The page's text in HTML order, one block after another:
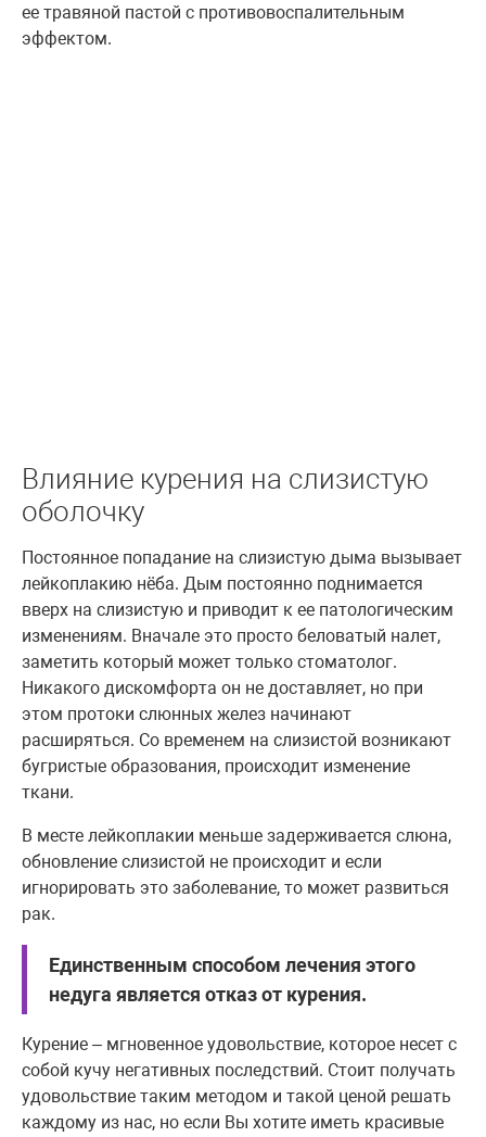
ее травяной пастой с противовоспалительным
эффектом.
Влияние курения на слизистую
оболочку
Постоянное попадание на слизистую дыма вызывает
лейкоплакию нёба. Дым постоянно поднимается
вверх на слизистую и приводит к ее патологическим
изменениям. Вначале это просто беловатый налет,
заметить который может только стоматолог.
Никакого дискомфорта он не доставляет, но при
этом протоки слюнных желез начинают
расширяться. Со временем на слизистой возникают
бугристые образования, происходит изменение
ткани.
В месте лейкоплакии меньше задерживается слюна,
обновление слизистой не происходит и если
игнорировать это заболевание, то может развиться
рак.
Единственным способом лечения этого
недуга является отказ от курения.
Курение – мгновенное удовольствие, которое несет с
собой кучу негативных последствий. Стоит получать
удовольствие таким методом и такой ценой решать
каждому из нас, но если Вы хотите иметь красивые